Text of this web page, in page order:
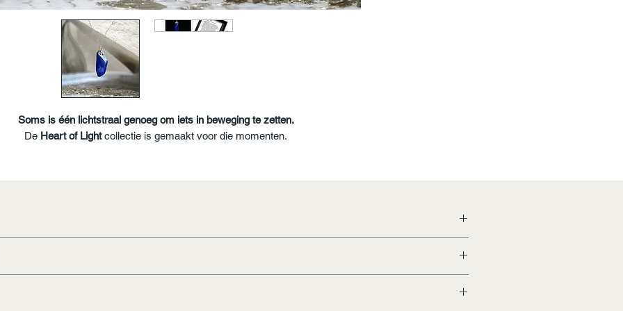
Soms is één lichtstraal genoeg om iets in beweging te zetten.
De Heart of Lightcollectie is gemaakt voor die momenten.